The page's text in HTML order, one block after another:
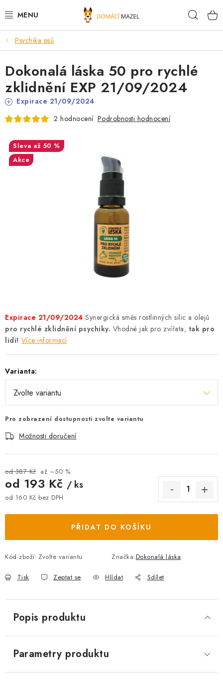
na
DOPORUČUJEME
VÝPRODEJ SKLADU
PSI
KOČKY
KONĚ
DOPRAVA PO OSTRAVĚ, HLUČÍNĚ A OKOLÍ
Kontakt Možnosti dopravy
Hodnocení obchodu
Obchodní podmínky
Věrnostní slevy
Psychika psů
Expirace 21/09/2024 Synergická směs rostlinných silic a olejů
pro rychlé zklidnění psychiky. Vhodné jak pro zvířata, tak pro
lidi! Více informací
Varianta:
Pro zobrazení dostupnosti zvolte variantu
Možnosti doručení
od 387 Kč až –50 %
od 193 Kč / ks
od 160 Kč bez DPH
PŘIDAT DO KOŠÍKU
Kód zboží: Zvolte variantu Značka:Dokonalá láska
Tisk Zeptat se Hlídat Sdílet
Dokonalá láska 50 pro rychlé
zklidnění EXP 21/09/2024
Expirace 21/09/2024
2 hodnocení Podrobnosti hodnocení
až 50 %
Akce
Popis produktu
Parametry produktu